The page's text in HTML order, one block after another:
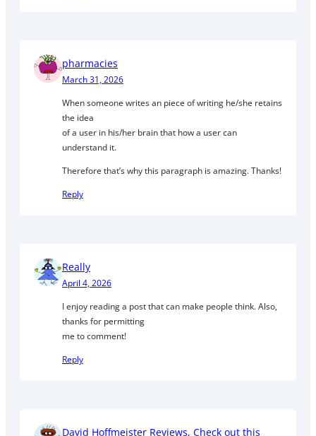
pharmacies
March 31, 2026
When someone writes an piece of writing he/she retains
the idea
of a user in his/her brain that how a user can
understand it.
Therefore that’s why this paragraph is amazing. Thanks!
Reply
Really
April 4, 2026
I enjoy reading a post that can make people think. Also,
thanks for permitting
me to comment!
Reply
David Hoffmeister Reviews, Check out this